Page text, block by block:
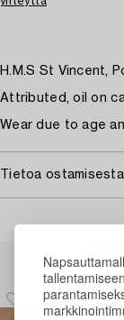
H.M.S St Vincent,
Attributed, oil on
Wear due to age
Tietoa ostamisesta